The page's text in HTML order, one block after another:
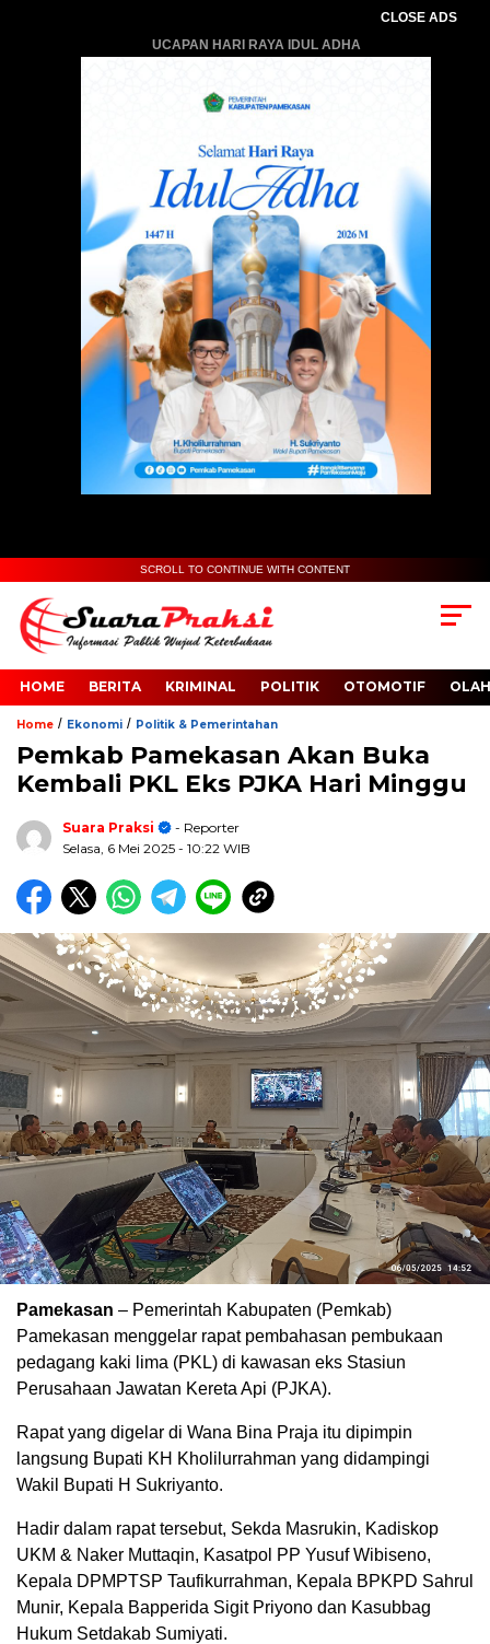
CLOSE ADS
UCAPAN HARI RAYA IDUL ADHA
SCROLL TO CONTINUE WITH CONTENT
HOME BERITA KRIMINAL POLITIK OTOMOTIF
Home / Ekonomi / Politik & Pemerintahan
Pemkab Pamekasan Akan Buka
Kembali PKL Eks PJKA Hari Minggu
Suara Praksi
- Reporter
Selasa, 6 Mei 2025 - 10:22 WIB
Pamekasan – Pemerintah Kabupaten (Pemkab)
Pamekasan menggelar rapat pembahasan pembukaan
pedagang kaki lima (PKL) di kawasan eks Stasiun
Perusahaan Jawatan Kereta Api (PJKA).
Rapat yang digelar di Wana Bina Praja itu dipimpin
langsung Bupati KH Kholilurrahman yang didampingi
Wakil Bupati H Sukriyanto.
Hadir dalam rapat tersebut, Sekda Masrukin, Kadiskop
UKM & Naker Muttaqin, Kasatpol PP Yusuf Wibiseno,
Kepala DPMPTSP Taufikurrahman, Kepala BPKPD Sahrul
Munir, Kepala Bapperida Sigit Priyono dan Kasubbag
Hukum Setdakab Sumiyati.